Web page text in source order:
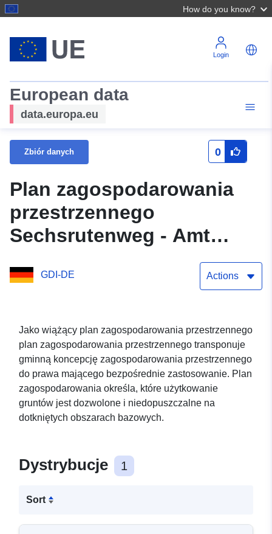
How do you know?
Login
European data
data.europa.eu
Zbiór danych 0
Plan zagospodarowania
przestrzennego
Sechsrutenweg - Amt
Gemeinde Rüdnitz (WFS)
GDI-DE Actions
Jako wiążący plan zagospodarowania przestrzennego
plan zagospodarowania przestrzennego transponuje
gminną koncepcję zagospodarowania przestrzennego
do prawa mającego bezpośrednie zastosowanie. Plan
zagospodarowania określa, które użytkowanie
gruntów jest dozwolone i niedopuszczalne na
dotkniętych obszarach bazowych.
Dystrybucje 1
Sort